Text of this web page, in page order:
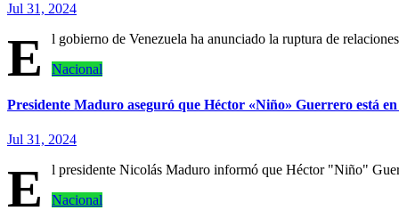
Jul 31, 2024
E
l gobierno de Venezuela ha anunciado la ruptura de
Nacional
Presidente Maduro aseguró que Héctor «Niño» Guerrero está en
Jul 31, 2024
E
l presidente Nicolás Maduro informó que Héctor "Niño"
Nacional